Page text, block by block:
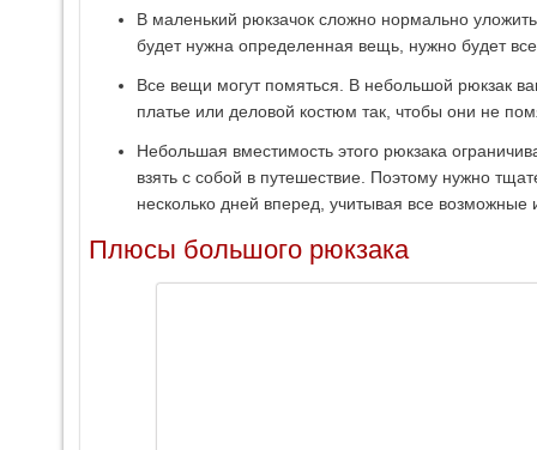
В маленький рюкзачок сложно нормально
будет нужна определенная вещь, нужно будет
Все вещи могут помяться. В небольшой рюкзак
платье или деловой костюм так, чтобы они не
Небольшая вместимость этого рюкзака
взять с собой в путешествие. Поэтому нужно
несколько дней вперед, учитывая все возможные
Плюсы большого рюкзака